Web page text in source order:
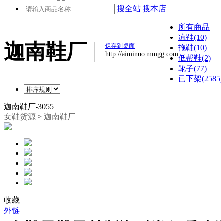
搜全站 搜本店
迦南鞋厂 保存到桌面
http://aiminuo.mmgg.com
所有商品
凉鞋(10)
拖鞋(10)
低帮鞋(2)
靴子(77)
已下架
迦南鞋厂-3055
女鞋货源 > 迦南鞋厂
收藏
外链